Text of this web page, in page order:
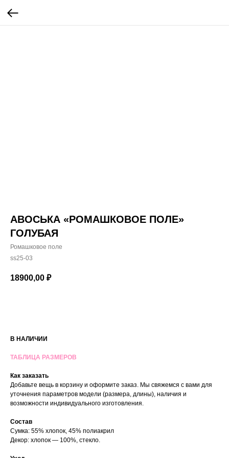
АВОСЬКА «РОМАШКОВОЕ ПОЛЕ»
ГОЛУБАЯ
Ромашковое поле
ss25-03
18900,00 ₽
В НАЛИЧИИ
ТАБЛИЦА РАЗМЕРОВ
Как заказать
Добавьте вещь в корзину и оформите заказ. Мы свяжемся с вами для
уточнения параметров модели (размера, длины), наличия и
возможности индивидуального изготовления.
Состав
Сумка: 55% хлопок, 45% полиакрил
Декор: хлопок — 100%, стекло.